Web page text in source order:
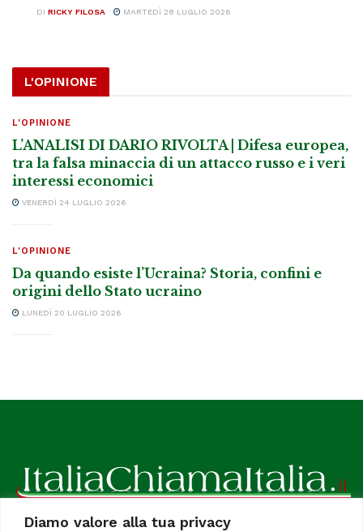
Diamo valore alla tua privacy
DI RICKY FILOSA MARTEDÌ 28 LUGLIO 2026
L'OPINIONE
L'OPINIONE
L’ANALISI DI DARIO RIVOLTA | Difesa europea,
tra la falsa minaccia di un attacco russo e i veri
interessi economici
VENERDÌ 24 LUGLIO 2026
L'OPINIONE
Da quando esiste l’Ucraina? Storia, confini e
origini dello Stato ucraino
LUNEDÌ 20 LUGLIO 2026